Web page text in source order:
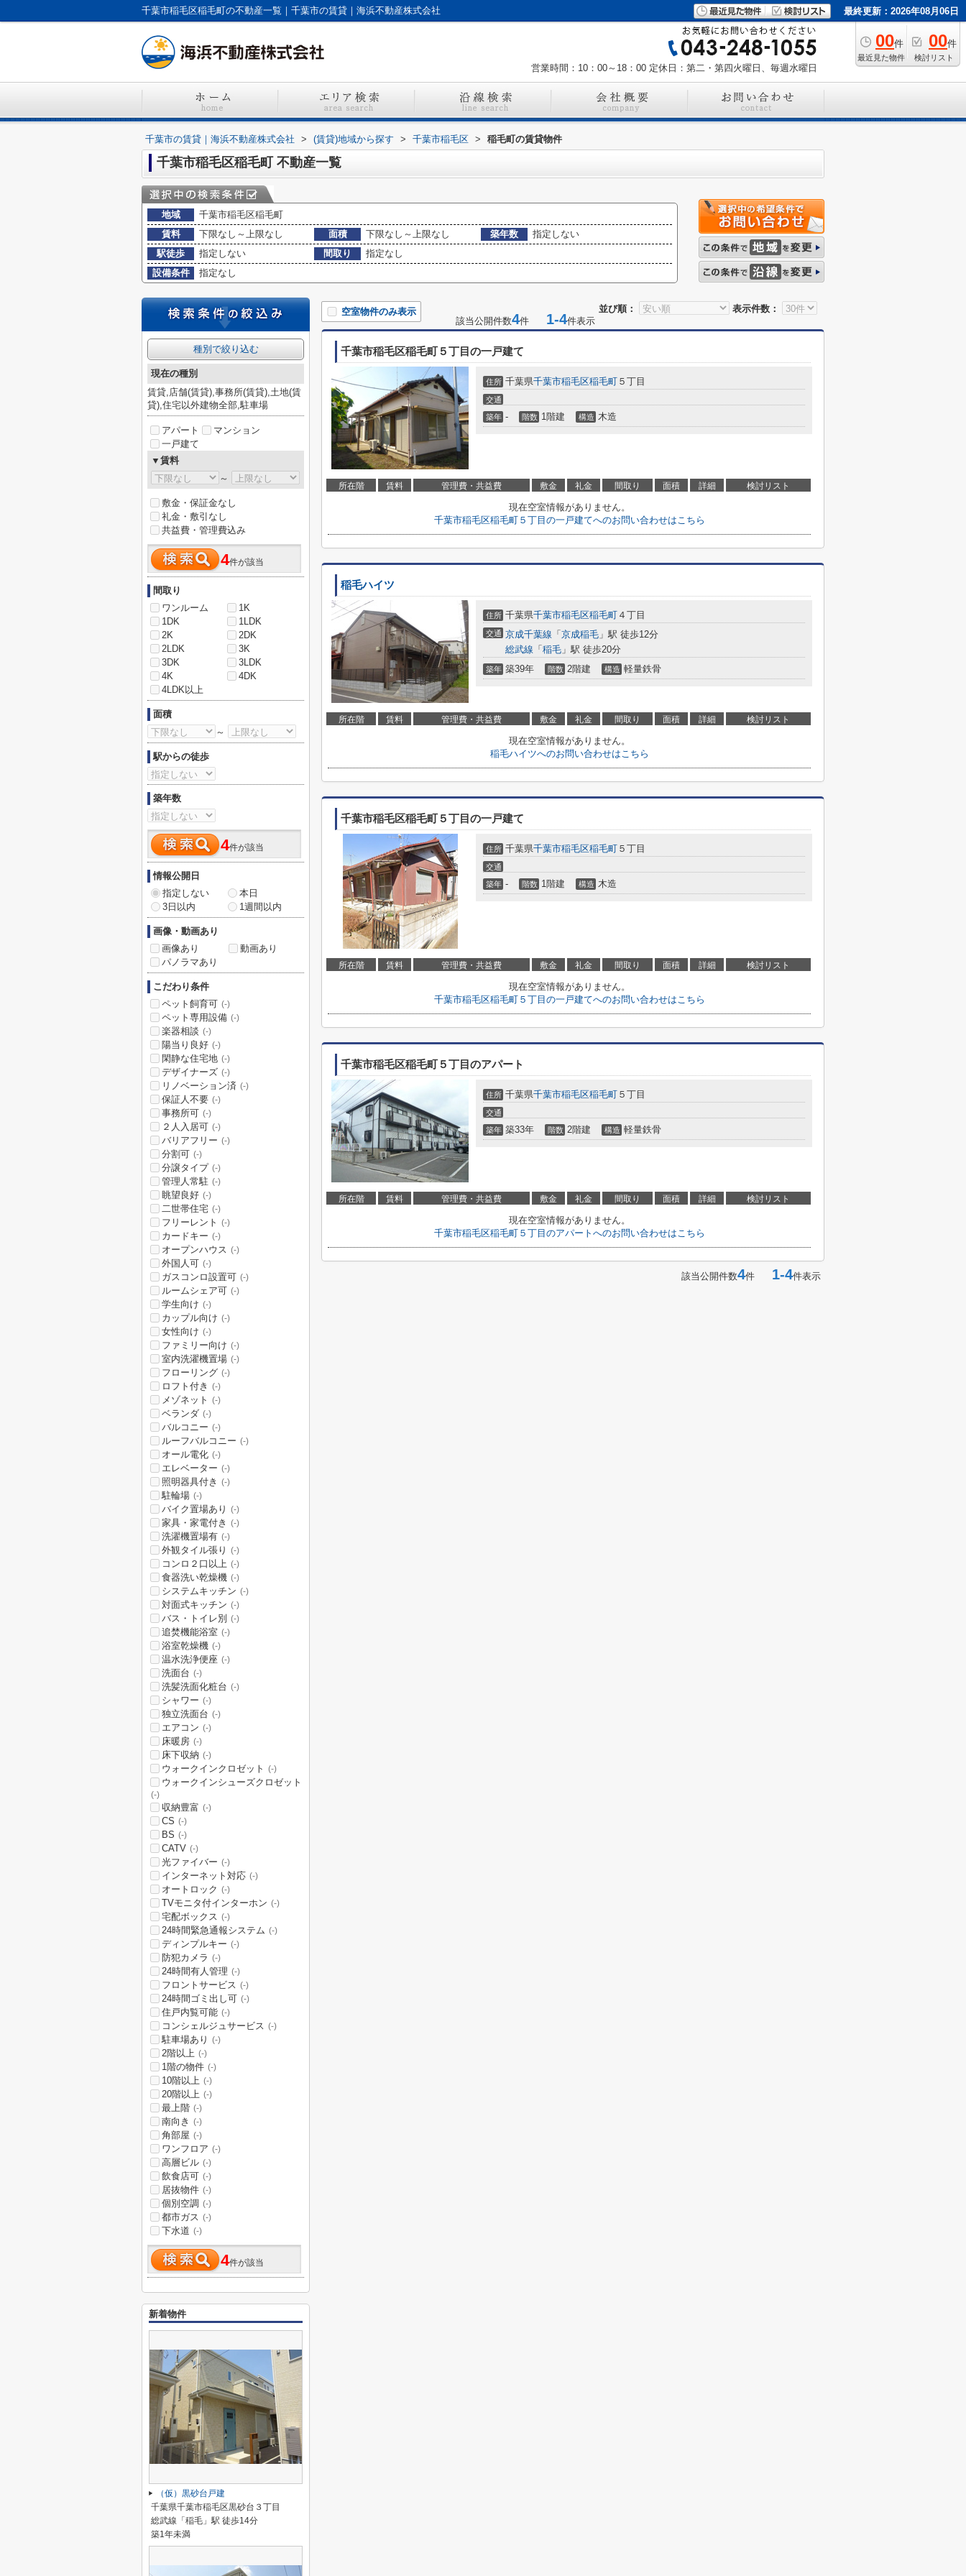
千葉市稲毛区稲毛町の不動産一覧｜千葉市の賃貸｜海浜不動産株式会社 最終更新：2026年08月06日
00件
最近見た物件
00件
検討リスト
営業時間：10：00～18：00 定休日：第二・第四火曜日、毎週水曜日
千葉市の賃貸｜海浜不動産株式会社 > (賃貸)地域から探す > 千葉市稲毛区 > 稲毛町の賃貸物件
千葉市稲毛区稲毛町 不動産一覧
地域
千葉市稲毛区稲毛町
賃料
下限なし～上限なし 面積 下限なし～上限なし 築年数
指定しない
駅徒歩
指定しない 間取り
指定なし
設備条件
指定なし
並び順： 表示件数：
空室物件のみ表示
該当公開件数4件 1-4件表示
千葉市稲毛区稲毛町５丁目の一戸建て
住所 千葉県千葉市稲毛区稲毛町 ５丁目
交通
築年 - 階数 1階建 構造 木造
所在階 賃料 管理費・共益費 敷金 礼金 間取り 面積 詳細 検討リスト
現在空室情報がありません。
千葉市稲毛区稲毛町５丁目の一戸建てへのお問い合わせはこちら
稲毛ハイツ
住所 千葉県千葉市稲毛区稲毛町 ４丁目
交通 京成千葉線 「 京成稲毛 」駅 徒歩12分
総武線 「 稲毛 」駅 徒歩20分
築年 築39年 階数 2階建 構造 軽量鉄骨
所在階 賃料 管理費・共益費 敷金 礼金 間取り 面積 詳細 検討リスト
現在空室情報がありません。
稲毛ハイツへのお問い合わせはこちら
千葉市稲毛区稲毛町５丁目の一戸建て
住所 千葉県千葉市稲毛区稲毛町 ５丁目
交通
築年 - 階数 1階建 構造 木造
所在階 賃料 管理費・共益費 敷金 礼金 間取り 面積 詳細 検討リスト
現在空室情報がありません。
千葉市稲毛区稲毛町５丁目の一戸建てへのお問い合わせはこちら
千葉市稲毛区稲毛町５丁目のアパート
住所 千葉県千葉市稲毛区稲毛町 ５丁目
交通
築年 築33年 階数 2階建 構造 軽量鉄骨
所在階 賃料 管理費・共益費 敷金 礼金 間取り 面積 詳細 検討リスト
現在空室情報がありません。
千葉市稲毛区稲毛町５丁目のアパートへのお問い合わせはこちら
該当公開件数4件 1-4件表示
種別で絞り込む
現在の種別
賃貸,店舗(賃貸),事務所(賃貸),土地(賃
貸),住宅以外建物全部,駐車場
アパート
マンション
一戸建て
▼賃料
～
敷金・保証金なし
礼金・敷引なし
共益費・管理費込み
4件が該当
間取り
ワンルーム
1K
1DK
1LDK
2K
2DK
2LDK
3K
3DK
3LDK
4K
4DK
4LDK以上
面積
～
駅からの徒歩
築年数
4件が該当
情報公開日
指定しない
本日
3日以内
1週間以内
画像・動画あり
画像あり
動画あり
パノラマあり
こだわり条件
ペット飼育可 (-)
ペット専用設備 (-)
楽器相談 (-)
陽当り良好 (-)
閑静な住宅地 (-)
デザイナーズ (-)
リノベーション済 (-)
保証人不要 (-)
事務所可 (-)
２人入居可 (-)
バリアフリー (-)
分割可 (-)
分譲タイプ (-)
管理人常駐 (-)
眺望良好 (-)
二世帯住宅 (-)
フリーレント (-)
カードキー (-)
オープンハウス (-)
外国人可 (-)
ガスコンロ設置可 (-)
ルームシェア可 (-)
学生向け (-)
カップル向け (-)
女性向け (-)
ファミリー向け (-)
室内洗濯機置場 (-)
フローリング (-)
ロフト付き (-)
メゾネット (-)
ベランダ (-)
バルコニー (-)
ルーフバルコニー (-)
オール電化 (-)
エレベーター (-)
照明器具付き (-)
駐輪場 (-)
バイク置場あり (-)
家具・家電付き (-)
洗濯機置場有 (-)
外観タイル張り (-)
コンロ２口以上 (-)
食器洗い乾燥機 (-)
システムキッチン (-)
対面式キッチン (-)
バス・トイレ別 (-)
追焚機能浴室 (-)
浴室乾燥機 (-)
温水洗浄便座 (-)
洗面台 (-)
洗髪洗面化粧台 (-)
シャワー (-)
独立洗面台 (-)
エアコン (-)
床暖房 (-)
床下収納 (-)
ウォークインクロゼット (-)
ウォークインシューズクロゼット
(-)
収納豊富 (-)
CS (-)
BS (-)
CATV (-)
光ファイバー (-)
インターネット対応 (-)
オートロック (-)
TVモニタ付インターホン (-)
宅配ボックス (-)
24時間緊急通報システム (-)
ディンプルキー (-)
防犯カメラ (-)
24時間有人管理 (-)
フロントサービス (-)
24時間ゴミ出し可 (-)
住戸内覧可能 (-)
コンシェルジュサービス (-)
駐車場あり (-)
2階以上 (-)
1階の物件 (-)
10階以上 (-)
20階以上 (-)
最上階 (-)
南向き (-)
角部屋 (-)
ワンフロア (-)
高層ビル (-)
飲食店可 (-)
居抜物件 (-)
個別空調 (-)
都市ガス (-)
下水道 (-)
4件が該当
新着物件
（仮）黒砂台戸建
千葉県千葉市稲毛区黒砂台３丁目
総武線「稲毛」駅 徒歩14分
築1年未満